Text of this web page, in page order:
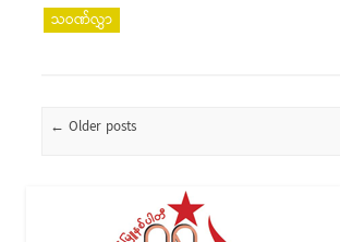
သဝဏ်လွှာ
Post navigation
← Older posts